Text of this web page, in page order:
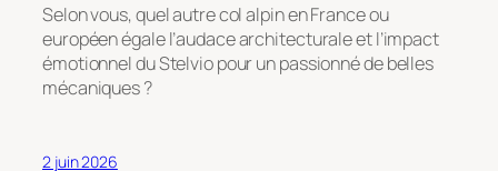
Selon vous, quel autre col alpin en France ou
européen égale l’audace architecturale et l’impact
émotionnel du Stelvio pour un passionné de belles
mécaniques ?
2 juin 2026